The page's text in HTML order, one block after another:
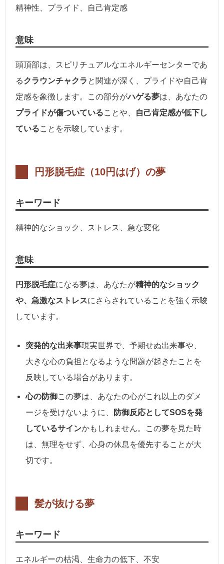
精神性、プライド、自己肯定感
意味
頭頂部は、スピリチュアルなエネルギーセンターであ
るクラウンチャクラ と関連が深く、プライドや自己肯
定感を象徴します。この部分がハゲる夢は、あなたの
プライドが傷ついていることや、
自己肯定感が低下し
ていることを示唆しています。
円形脱毛症（10円はげ）の夢
キーワード
精神的なショック、ストレス、急な変化
意味
円形脱毛症になる夢は、あなたが精神的なショック
や、急激なストレスにさらされていることを強く示唆
しています。
突発的な出来事現実世界で、予期せぬ出来事や、
大きな心の負担となるような問題が起きたことを
反映している場合があります。
心の防御この夢は、あなたの心がこれ以上のダメ
ージを受けないように、
防御反応としてSOSを発
しているサインかもしれません。この夢を見た時
は、無理をせず、心身の休息を優先することが大
切です。
髪が抜ける夢
キーワード
エネルギーの枯渇、生命力の低下、不安